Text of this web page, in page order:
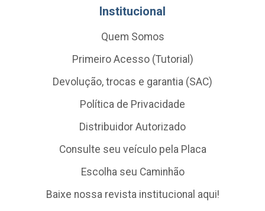
Institucional
Quem Somos
Primeiro Acesso (Tutorial)
Devolução, trocas e garantia (SAC)
Política de Privacidade
Distribuidor Autorizado
Consulte seu veículo pela Placa
Escolha seu Caminhão
Baixe nossa revista institucional aqui!